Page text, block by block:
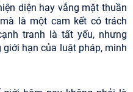
diện hay vắng mặt thuần
là một cam kết có trách
tranh là tất yếu, nhưng
hạn của luật pháp, minh